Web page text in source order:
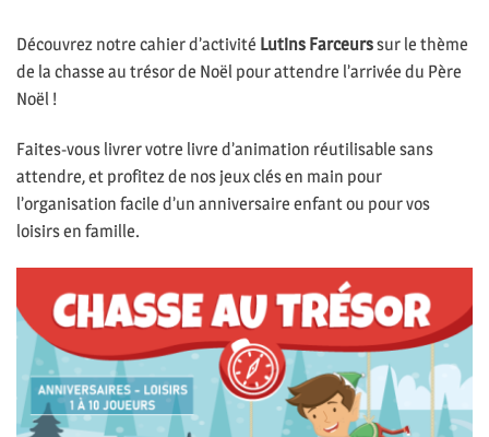
Découvrez notre cahier d’activité Lutins Farceurssur le thème
de la chasse au trésor de Noël pour attendre l’arrivée du Père
Noël !
Faites-vous livrer votre livre d’animation réutilisable sans
attendre, et profitez de nos jeux clés en main pour
l’organisation facile d’un anniversaire enfant ou pour vos
loisirs en famille.